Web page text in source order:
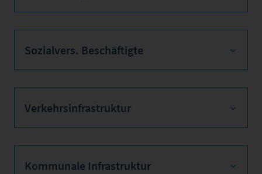
Sozialvers. Beschäftigte
Verkehrsinfrastruktur
Kommunale Infrastruktur